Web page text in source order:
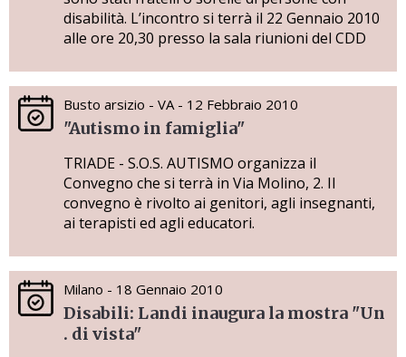
disabilità. L’incontro si terrà il 22 Gennaio 2010
alle ore 20,30 presso la sala riunioni del CDD
Busto arsizio - VA - 12 Febbraio 2010
"Autismo in famiglia"
TRIADE - S.O.S. AUTISMO organizza il
Convegno che si terrà in Via Molino, 2. Il
convegno è rivolto ai genitori, agli insegnanti,
ai terapisti ed agli educatori.
Milano - 18 Gennaio 2010
Disabili: Landi inaugura la mostra "Un
. di vista"